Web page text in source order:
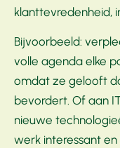
klanttevredenheid,
Bijvoorbeeld:
volle agenda elke
omdat ze gelooft
bevordert. Of aan
nieuwe
werk interessant en